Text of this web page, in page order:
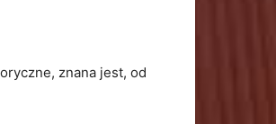
znana jest, od